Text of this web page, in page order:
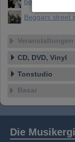
soziale
Daten
oder die
Beggars street
Veranstaltungen
CD, DVD, Vinyl
Tonstudio
Basar
Die